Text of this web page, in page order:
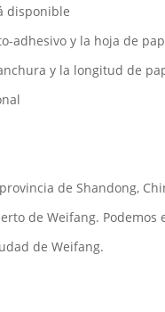
disponible
adhesivo y la hoja de
y la longitud de
de Shandong,
de Weifang.
de Weifang.